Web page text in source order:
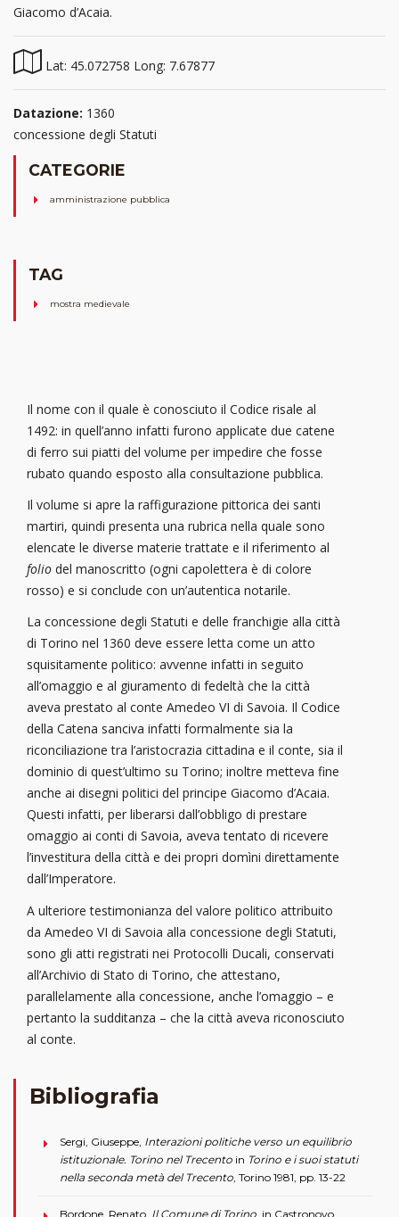
Giacomo d’Acaia.
Lat: 45.072758 Long: 7.67877
Datazione: 1360
concessione degli Statuti
CATEGORIE
amministrazione pubblica
TAG
mostra medievale
Il nome con il quale è conosciuto il Codice risale al
1492: in quell’anno infatti furono applicate due catene
di ferro sui piatti del volume per impedire che fosse
rubato quando esposto alla consultazione pubblica.
Il volume si apre la raffigurazione pittorica dei santi
martiri, quindi presenta una rubrica nella quale sono
elencate le diverse materie trattate e il riferimento al
folio del manoscritto (ogni capolettera è di colore
rosso) e si conclude con un’autentica notarile.
La concessione degli Statuti e delle franchigie alla città
di Torino nel 1360 deve essere letta come un atto
squisitamente politico: avvenne infatti in seguito
all’omaggio e al giuramento di fedeltà che la città
aveva prestato al conte Amedeo VI di Savoia. Il Codice
della Catena sanciva infatti formalmente sia la
riconciliazione tra l’aristocrazia cittadina e il conte, sia il
dominio di quest’ultimo su Torino; inoltre metteva fine
anche ai disegni politici del principe Giacomo d’Acaia.
Questi infatti, per liberarsi dall’obbligo di prestare
omaggio ai conti di Savoia, aveva tentato di ricevere
l’investitura della città e dei propri domìni direttamente
dall’Imperatore.
A ulteriore testimonianza del valore politico attribuito
da Amedeo VI di Savoia alla concessione degli Statuti,
sono gli atti registrati nei Protocolli Ducali, conservati
all’Archivio di Stato di Torino, che attestano,
parallelamente alla concessione, anche l’omaggio – e
pertanto la sudditanza – che la città aveva riconosciuto
al conte.
Bibliografia
Sergi, Giuseppe, Interazioni politiche verso un equilibrio
istituzionale. Torino nel Trecento in Torino e i suoi statuti
nella seconda metà del Trecento , Torino 1981, pp. 13-22
Bordone, Renato, Il Comune di Torino , in Castronovo,